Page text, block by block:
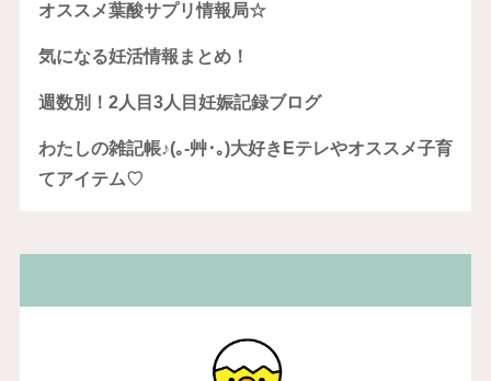
オススメ葉酸サプリ情報局☆
気になる妊活情報まとめ！
週数別！2人目3人目妊娠記録ブログ
わたしの雑記帳♪(｡-艸･｡)大好きEテレやオススメ子育
てアイテム♡